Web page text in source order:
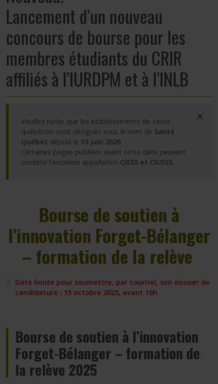
Partageons nos savoirs
Emplois et stages
Éthique
Nous joindre
Plan du site
Accessibilité
Lancement d’un nouveau
concours de bourse pour les
membres étudiants du CRIR
affiliés à l’IURDPM et à l’INLB
Veuillez noter que les établissements de santé
québécois sont désignés sous le nom de Santé
Québec depuis le 15 juin 2026.
Certaines pages publiées avant cette date peuvent
contenir l'ancienne appellation CISSS et CIUSSS.
×
Bourse de soutien à
l’innovation Forget-Bélanger
– formation de la relève
Date limite pour soumettre, par courriel, son dossier de
candidature : 15 octobre 2025, avant 16h
Bourse de soutien à l’innovation
Forget-Bélanger – formation de
la relève 2025